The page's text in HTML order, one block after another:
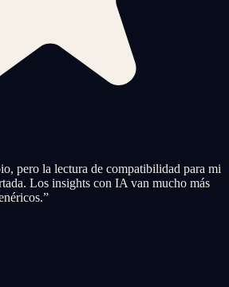
pero la lectura de compatibilidad para mi
Los insights con IA van mucho más
”